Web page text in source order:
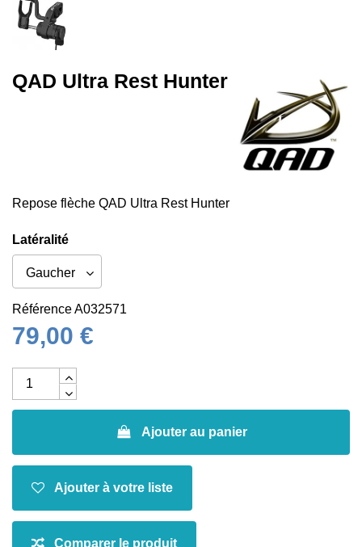
QAD Ultra Rest Hunter
Repose flèche QAD Ultra Rest Hunter
Latéralité
RéférenceA032571
79,00 €
Ajouter au panier